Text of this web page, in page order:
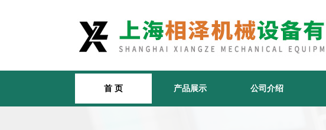
首 页 产品展示 公司介绍